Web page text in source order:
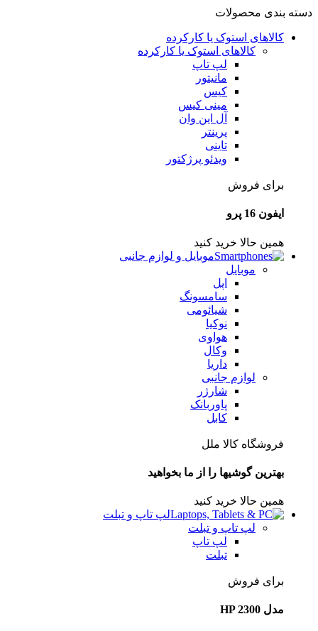
دسته بندی محصولات
کالاهای استوک یا کارکرده
کالاهای استوک یا کارکرده
لپ تاپ
مانیتور
کیس
مینی کیس
آل این وان
پرینتر
تاینی
ویدئو پرژکتور
برای فروش
ایفون 16 پرو
همین حالا خرید کنید
موبایل و لوازم جانبی
موبایل
اپل
سامسونگ
شیائومی
نوکیا
هواوی
وکال
داریا
لوازم جانبی
شارژر
پاوربانک
کابل
فروشگاه کالا ملل
بهترین گوشیها را از ما بخواهید
همین حالا خرید کنید
لپ تاپ و تبلت
لپ تاپ و تبلت
لپ تاپ
تبلت
برای فروش
مدل HP 2300